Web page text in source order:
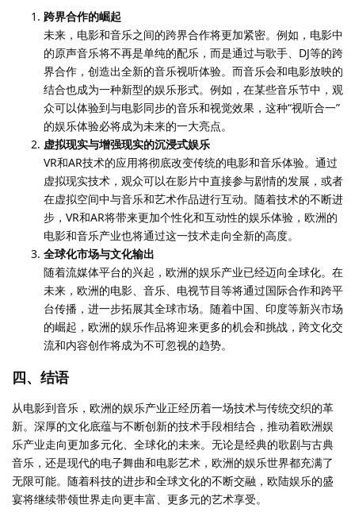
跨界合作的崛起
未来，电影和音乐之间的跨界合作将更加紧密。例如，电影中
的原声音乐将不再是单纯的配乐，而是通过与歌手、DJ等的跨
界合作，创造出全新的音乐视听体验。而音乐会和电影放映的
结合也成为一种新型的娱乐形式。例如，在某些音乐节中，观
众可以体验到与电影同步的音乐和视觉效果，这种“视听合一”
的娱乐体验必将成为未来的一大亮点。
虚拟现实与增强现实的沉浸式娱乐
VR和AR技术的应用将彻底改变传统的电影和音乐体验。通过
虚拟现实技术，观众可以在影片中直接参与剧情的发展，或者
在虚拟空间中与音乐和艺术作品进行互动。随着技术的不断进
步，VR和AR将带来更加个性化和互动性的娱乐体验，欧洲的
电影和音乐产业也将通过这一技术走向全新的高度。
全球化市场与文化输出
随着流媒体平台的兴起，欧洲的娱乐产业已经迈向全球化。在
未来，欧洲的电影、音乐、电视节目等将通过国际合作和跨平
台传播，进一步拓展其全球市场。随着中国、印度等新兴市场
的崛起，欧洲的娱乐作品将迎来更多的机会和挑战，跨文化交
流和内容创作将成为不可忽视的趋势。
四、结语
从电影到音乐，欧洲的娱乐产业正经历着一场技术与传统交织的革
新。深厚的文化底蕴与不断创新的技术手段相结合，推动着欧洲娱
乐产业走向更加多元化、全球化的未来。无论是经典的歌剧与古典
音乐，还是现代的电子舞曲和电影艺术，欧洲的娱乐世界都充满了
无限可能。随着科技的进步和全球文化的不断交融，欧陆娱乐的盛
宴将继续带领世界走向更丰富、更多元的艺术享受。